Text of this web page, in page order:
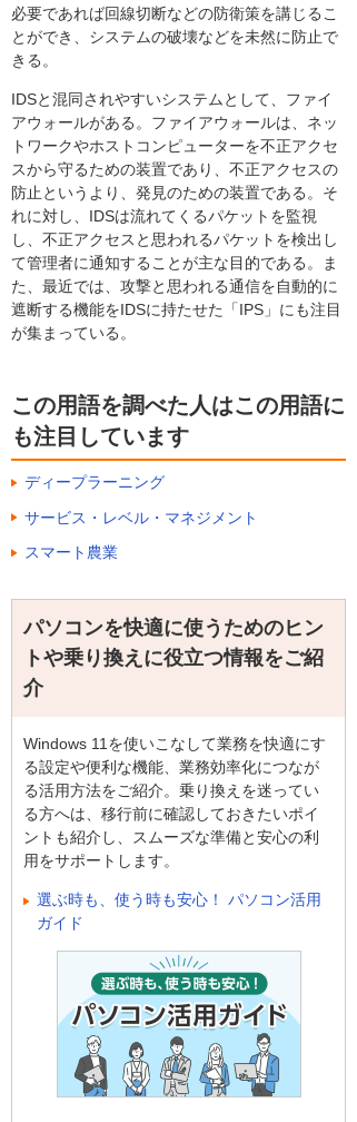
必要であれば回線切断などの防衛策を講じるこ
とができ、システムの破壊などを未然に防止で
きる。
IDSと混同されやすいシステムとして、ファイ
アウォールがある。ファイアウォールは、ネッ
トワークやホストコンピューターを不正アクセ
スから守るための装置であり、不正アクセスの
防止というより、発見のための装置である。そ
れに対し、IDSは流れてくるパケットを監視
し、不正アクセスと思われるパケットを検出し
て管理者に通知することが主な目的である。ま
た、最近では、攻撃と思われる通信を自動的に
遮断する機能をIDSに持たせた「IPS」にも注目
が集まっている。
この用語を調べた人はこの用語に
も注目しています
ディープラーニング
サービス・レベル・マネジメント
スマート農業
パソコンを快適に使うためのヒン
トや乗り換えに役立つ情報をご紹
介
Windows 11を使いこなして業務を快適にす
る設定や便利な機能、業務効率化につなが
る活用方法をご紹介。乗り換えを迷ってい
る方へは、移行前に確認しておきたいポイ
ントも紹介し、スムーズな準備と安心の利
用をサポートします。
選ぶ時も、使う時も安心！ パソコン活用
ガイド